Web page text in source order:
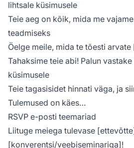
lihtsale küsimusele
Teie aeg on kõik, mida me
teadmiseks
Öelge meile, mida te tõesti
Tahaksime teie abi! Palun
küsimusele
Teie tagasisidet hinnati väga, ja
Tulemused on käes…
RSVP e-posti teemariad
Liituge meiega tulevase
[konverentsi/veebiseminariga]!